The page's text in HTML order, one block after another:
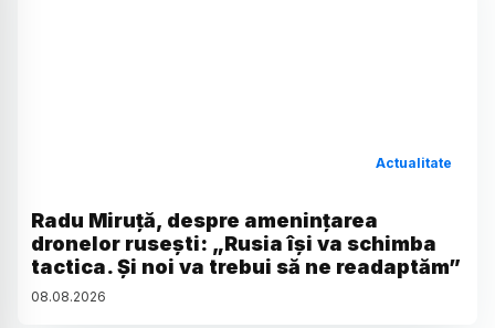
Actualitate
Radu Miruță, despre amenințarea
dronelor rusești: „Rusia își va schimba
tactica. Și noi va trebui să ne readaptăm”
08.08.2026